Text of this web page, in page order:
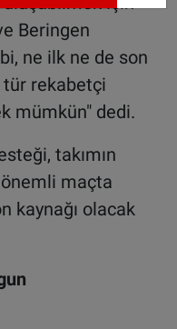
Beringen
ne ilk ne de son
tür rekabetçi
mümkün" dedi.
takımın
maçta
kaynağı olacak